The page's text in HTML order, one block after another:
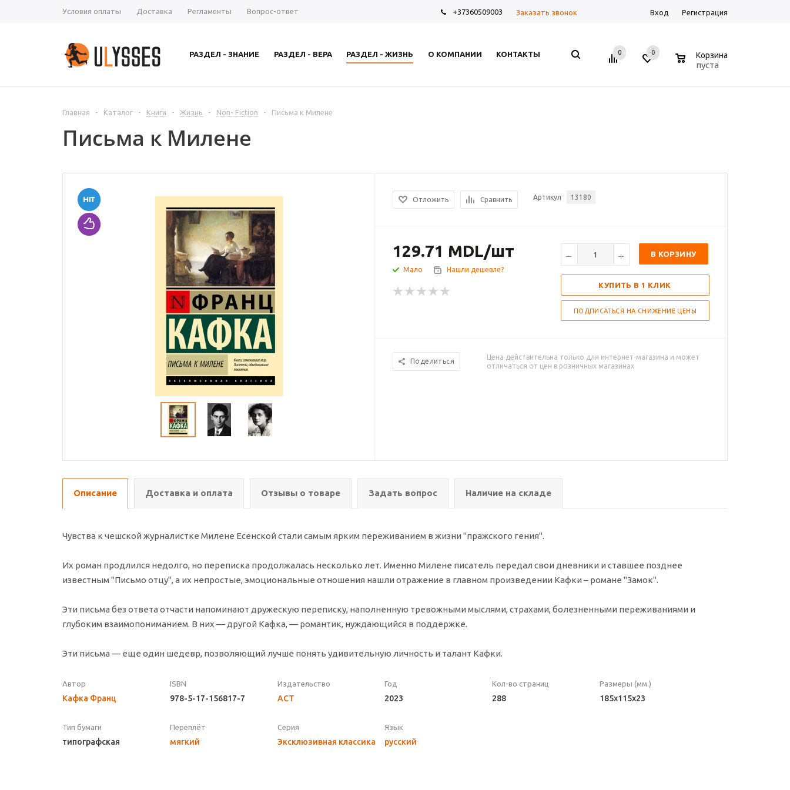
Условия оплаты Доставка Регламенты Вопрос-ответ +37360509003 Заказать звонок Вход Регистрация
РАЗДЕЛ - ЗНАНИЕ РАЗДЕЛ - ВЕРА РАЗДЕЛ - ЖИЗНЬ О КОМПАНИИ КОНТАКТЫ 0 0 Корзина
пуста
Главная - Каталог - Книги - Жизнь - Non- Fiction - Письма к Милене
Письма к Милене
Отложить Сравнить Артикул 13180
129.71 MDL/шт
Мало Нашли дешевле?
В КОРЗИНУ
КУПИТЬ В 1 КЛИК
ПОДПИСАТЬСЯ НА СНИЖЕНИЕ ЦЕНЫ
Поделиться
Цена действительна только для интернет-магазина и может
отличаться от цен в розничных магазинах
Описание Доставка и оплата Отзывы о товаре Задать вопрос Наличие на складе
Чувства к чешской журналистке Милене Есенской стали самым ярким переживанием в жизни "пражского гения".
Их роман продлился недолго, но переписка продолжалась несколько лет. Именно Милене писатель передал свои дневники и ставшее позднее
известным "Письмо отцу", а их непростые, эмоциональные отношения нашли отражение в главном произведении Кафки – романе "Замок".
Эти письма без ответа отчасти напоминают дружескую переписку, наполненную тревожными мыслями, страхами, болезненными переживаниями и
глубоким взаимопониманием. В них — другой Кафка, — романтик, нуждающийся в поддержке.
Эти письма — еще один шедевр, позволяющий лучше понять удивительную личность и талант Кафки.
Автор
Кафка Франц
ISBN
978-5-17-156817-7
Издательство
АСТ
Год
2023
Кол-во страниц
288
Размеры (мм.)
185x115x23
Тип бумаги
типографская
Переплёт
мягкий
Серия
Эксклюзивная классика
Язык
русский